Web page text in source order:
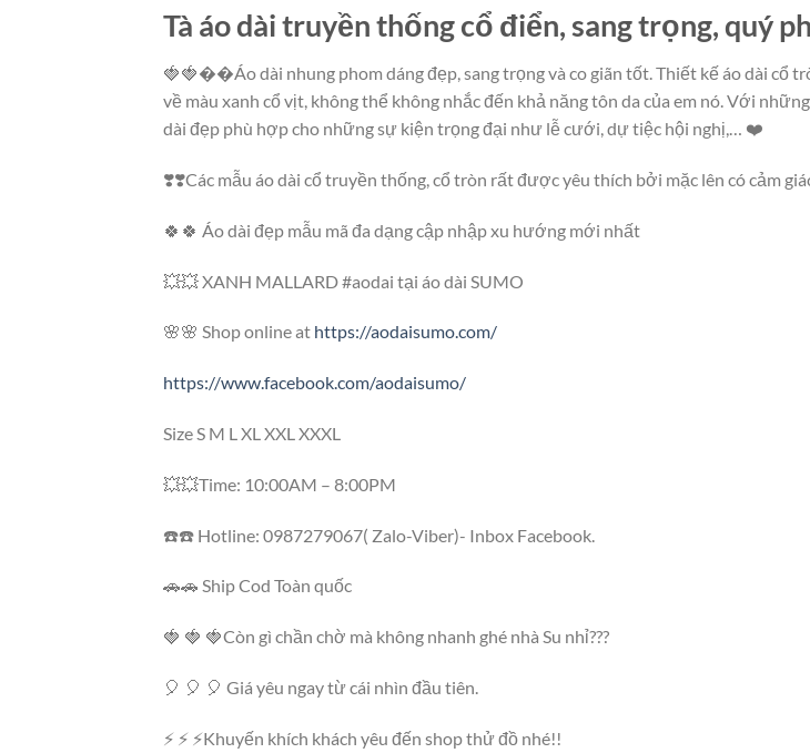
Tà áo dài truyền thống cổ điển, sang trọng, quý
🍓🍓��Áo dài nhung phom dáng đẹp, sang trọng và co giãn tốt. Thiết kế áo dài cổ
về màu xanh cổ vịt, không thể không nhắc đến khả năng tôn da của em nó. Với
dài đẹp phù hợp cho những sự kiện trọng đại như lễ cưới, dự tiệc hội nghị,… ❤️
❣️❣️Các mẫu áo dài cổ truyền thống, cổ tròn rất được yêu thích bởi mặc lên có cảm
🍀🍀 Áo dài đẹp mẫu mã đa dạng cập nhập xu hướng mới nhất
💥💥 XANH MALLARD #aodai tại áo dài SUMO
🌸🌸 Shop online at https://aodaisumo.com/
https://www.facebook.com/aodaisumo/
Size S M L XL XXL XXXL
💥💥Time: 10:00AM – 8:00PM
☎️☎️ Hotline: 0987279067( Zalo-Viber)- Inbox Facebook.
🚗🚗 Ship Cod Toàn quốc
🍓 🍓 🍓Còn gì chần chờ mà không nhanh ghé nhà Su nhỉ???
🎈 🎈 🎈 Giá yêu ngay từ cái nhìn đầu tiên.
⚡ ⚡ ⚡Khuyến khích khách yêu đến shop thử đồ nhé!!